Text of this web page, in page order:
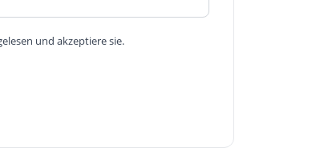
und akzeptiere sie.